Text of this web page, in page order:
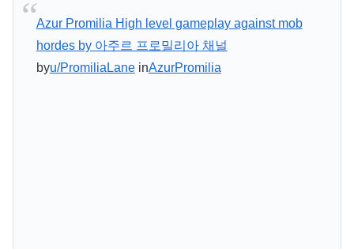
Azur Promilia High level gameplay against mob
hordes by 아주르 프로밀리아 채널
byu/PromiliaLaneinAzurPromilia